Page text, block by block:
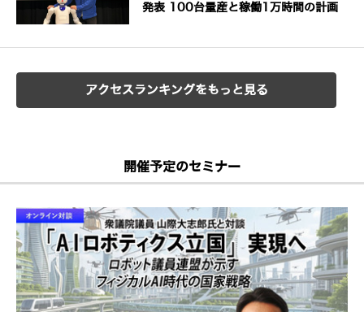
発表 100台量産と稼働1万時間の計画
アクセスランキングをもっと見る
開催予定のセミナー